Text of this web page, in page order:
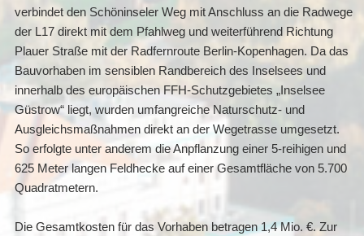
verbindet den Schöninseler Weg mit Anschluss an die Radwege
der L17 direkt mit dem Pfahlweg und weiterführend Richtung
Plauer Straße mit der Radfernroute Berlin-Kopenhagen. Da das
Bauvorhaben im sensiblen Randbereich des Inselsees und
innerhalb des europäischen FFH-Schutzgebietes „Inselsee
Güstrow“ liegt, wurden umfangreiche Naturschutz- und
Ausgleichsmaßnahmen direkt an der Wegetrasse umgesetzt.
So erfolgte unter anderem die Anpflanzung einer 5-reihigen und
625 Meter langen Feldhecke auf einer Gesamtfläche von 5.700
Quadratmetern.
Die Gesamtkosten für das Vorhaben betragen 1,4 Mio. €. Zur